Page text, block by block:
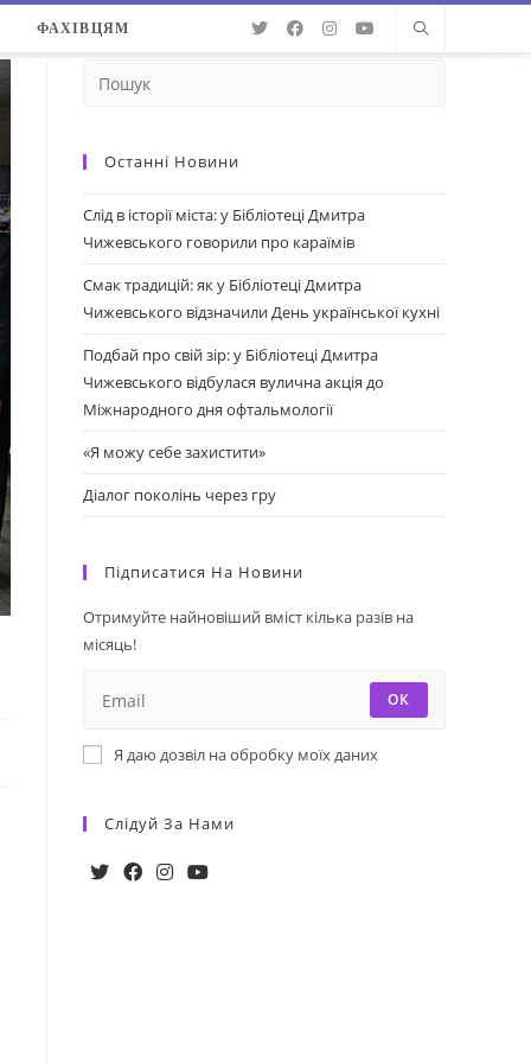
ФАХІВЦЯМ
Останні Новини
Слід в історії міста: у Бібліотеці Дмитра
Чижевського говорили про караїмів
Смак традицій: як у Бібліотеці Дмитра
Чижевського відзначили День української кухні
Подбай про свій зір: у Бібліотеці Дмитра
Чижевського відбулася вулична акція до
Міжнародного дня офтальмології
«Я можу себе захистити»
Діалог поколінь через гру
Підписатися На Новини
Отримуйте найновіший вміст кілька разів на
місяць!
ОК
Я даю дозвіл на обробку моїх даних
Слідуй За Нами